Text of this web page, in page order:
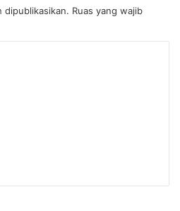
dipublikasikan. Ruas yang wajib